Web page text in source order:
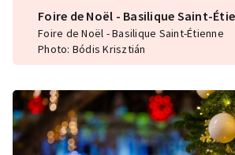
Foire de Noël - Basilique Saint-
Foire de Noël - Basilique Saint-Étienne
Photo: Bódis Krisztián